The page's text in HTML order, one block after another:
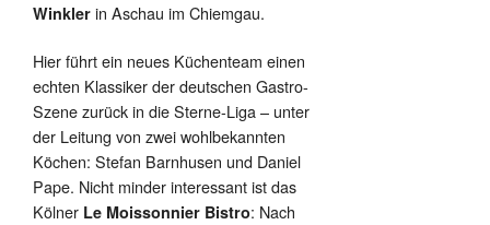
Winkler in Aschau im Chiemgau.
Hier führt ein neues Küchenteam einen
echten Klassiker der deutschen Gastro-
Szene zurück in die Sterne-Liga – unter
der Leitung von zwei wohlbekannten
Köchen: Stefan Barnhusen und Daniel
Pape. Nicht minder interessant ist das
Kölner Le Moissonnier Bistro: Nach